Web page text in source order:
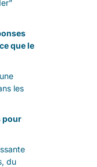
que le
les
pour
du